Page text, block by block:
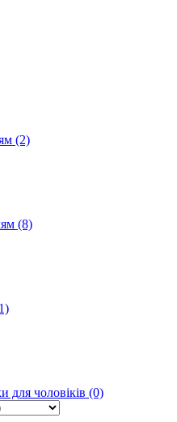
(2)
(8)
для чоловіків (0)